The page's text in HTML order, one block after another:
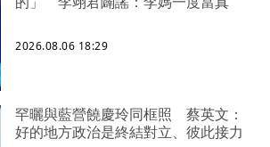
2026.08.06 18:29
罕曬與藍營饒慶玲同框照 蔡英文：
好的地方政治是終結對立、彼此接力